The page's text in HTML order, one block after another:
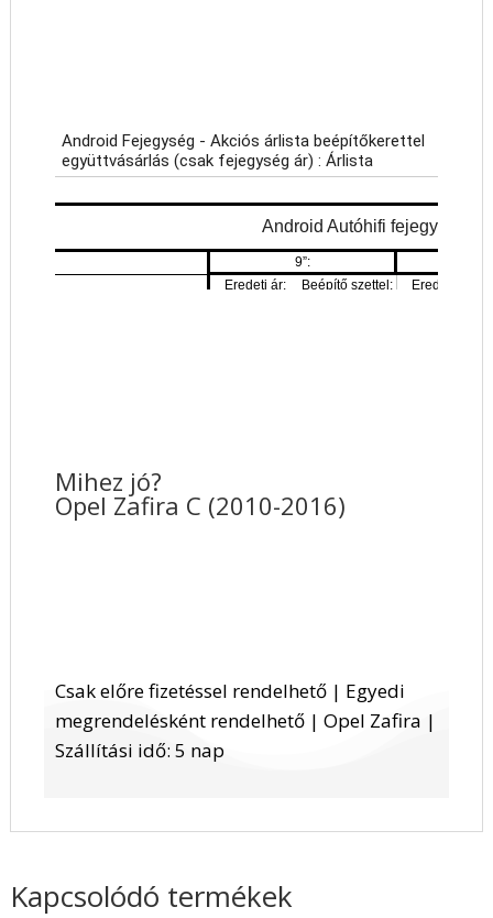
Mihez jó?
Opel Zafira C (2010-2016)
Csak előre fizetéssel rendelhető | Egyedi
megrendelésként rendelhető | Opel Zafira |
Szállítási idő: 5 nap
Kapcsolódó termékek